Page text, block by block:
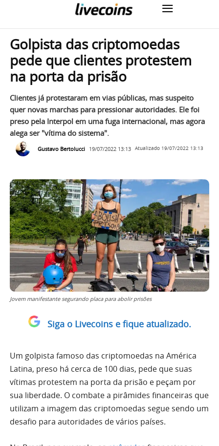
Golpista das criptomoedas
pede que clientes protestem
na porta da prisão
Clientes já protestaram em vias públicas, mas suspeito
quer novas marchas para pressionar autoridades. Ele foi
preso pela Interpol em uma fuga internacional, mas agora
alega ser "vítima do sistema".
Gustavo Bertolucci 19/07/2022 13:13 Atualizado 19/07/2022 13:13
Jovem manifestante segurando placa para abolir prisões
Siga o Livecoins e fique atualizado.
Um golpista famoso das criptomoedas na América
Latina, preso há cerca de 100 dias, pede que suas
vítimas protestem na porta da prisão e peçam por
sua liberdade. O combate a pirâmides financeiras que
utilizam a imagem das criptomoedas segue sendo um
desafio para autoridades de vários países.